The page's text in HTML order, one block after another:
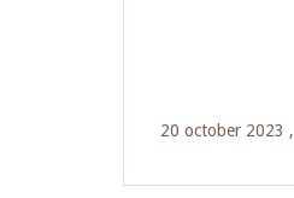
20 october 2023 ,